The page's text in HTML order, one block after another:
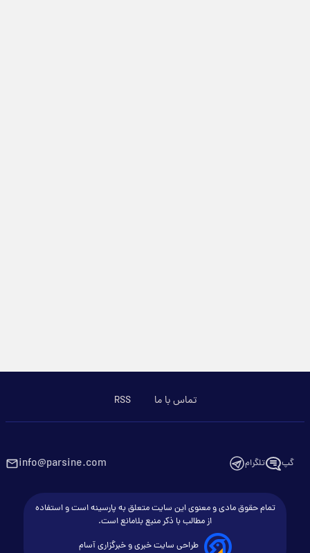
تماس با ما RSS
گپ تلگرام info@parsine.com
تمام حقوق مادی و معنوی این سایت متعلق به پارسینه است و استفاده
از مطالب با ذکر منبع بلامانع است.
طراحی سایت خبری و خبرگزاری آسام